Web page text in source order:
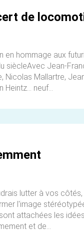
de
en hommage aux
siècleAvec Jean-
Nicolas Mallartre,
Heintz... neuf...
lutter à vos côtés,
l'image
attachées les
et de...